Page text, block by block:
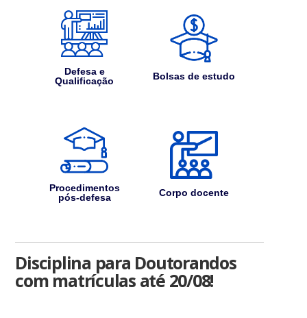
Defesa e
Qualificação
Bolsas de estudo
Procedimentos
pós-defesa
Corpo docente
Disciplina para Doutorandos
com matrículas até 20/08!